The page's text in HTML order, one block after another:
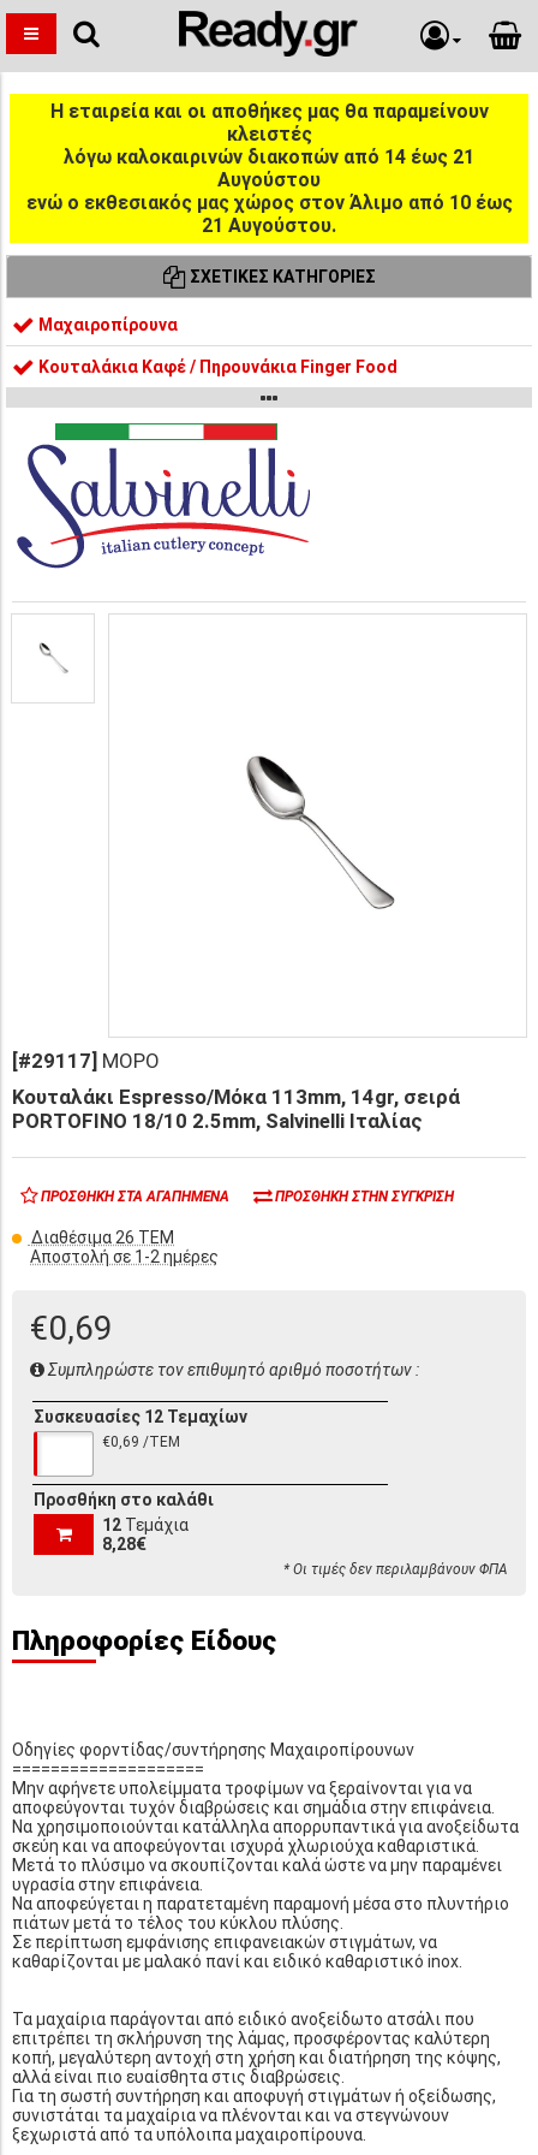
Η εταιρεία και οι αποθήκες μας θα παραμείνουν
κλειστές
λόγω καλοκαιρινών διακοπών από 14 έως 21
Αυγούστου
ενώ ο εκθεσιακός μας χώρος στον Άλιμο από 10 έως
21 Αυγούστου.
ΣΧΕΤΙΚΈΣ ΚΑΤΗΓΟΡΊΕΣ
Μαχαιροπίρουνα
Κουταλάκια Καφέ / Πηρουνάκια Finger Food
[#29117] MOPO
Κουταλάκι Espresso/Μόκα 113mm, 14gr, σειρά
PORTOFINO 18/10 2.5mm, Salvinelli Ιταλίας
ΠΡΟΣΘΉΚΗ ΣΤΑ ΑΓΑΠΗΜΈΝΑ ΠΡΟΣΘΉΚΗ ΣΤΗΝ ΣΎΓΚΡΙΣΗ
Διαθέσιμα 26 ΤΕΜ
Αποστολή σε 1-2 ημέρες
€0,69
Συμπληρώστε τον επιθυμητό αριθμό ποσοτήτων :
Συσκευασίες 12 Τεμαχίων
€0,69 /ΤΕΜ
Προσθήκη στο καλάθι
12 Τεμάχια
8,28€
* Οι τιμές δεν περιλαμβάνουν ΦΠΑ
Πληροφορίες Είδους
Οδηγίες φορντίδας/συντήρησης Μαχαιροπίρουνων
====================
Μην αφήνετε υπολείμματα τροφίμων να ξεραίνονται για να
αποφεύγονται τυχόν διαβρώσεις και σημάδια στην επιφάνεια.
Να χρησιμοποιούνται κατάλληλα απορρυπαντικά για ανοξείδωτα
σκεύη και να αποφεύγονται ισχυρά χλωριούχα καθαριστικά.
Μετά το πλύσιμο να σκουπίζονται καλά ώστε να μην παραμένει
υγρασία στην επιφάνεια.
Να αποφεύγεται η παρατεταμένη παραμονή μέσα στο πλυντήριο
πιάτων μετά το τέλος του κύκλου πλύσης.
Σε περίπτωση εμφάνισης επιφανειακών στιγμάτων, να
καθαρίζονται με μαλακό πανί και ειδικό καθαριστικό inox.
Τα μαχαίρια παράγονται από ειδικό ανοξείδωτο ατσάλι που
επιτρέπει τη σκλήρυνση της λάμας, προσφέροντας καλύτερη
κοπή, μεγαλύτερη αντοχή στη χρήση και διατήρηση της κόψης,
αλλά είναι πιο ευαίσθητα στις διαβρώσεις.
Για τη σωστή συντήρηση και αποφυγή στιγμάτων ή οξείδωσης,
συνιστάται τα μαχαίρια να πλένονται και να στεγνώνουν
ξεχωριστά από τα υπόλοιπα μαχαιροπίρουνα.